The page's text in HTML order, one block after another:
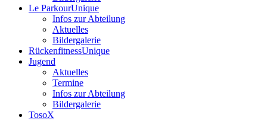
Le ParkourUnique
Infos zur Abteilung
Aktuelles
Bildergalerie
RückenfitnessUnique
Jugend
Aktuelles
Termine
Infos zur Abteilung
Bildergalerie
TosoX